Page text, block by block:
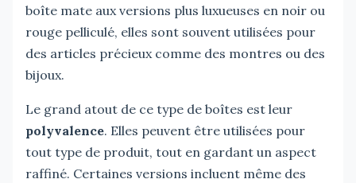
boîte mate aux versions plus luxueuses en noir ou
rouge pelliculé, elles sont souvent utilisées pour
des articles précieux comme des montres ou des
bijoux.
Le grand atout de ce type de boîtes est leur
polyvalence. Elles peuvent être utilisées pour
tout type de produit, tout en gardant un aspect
raffiné. Certaines versions incluent même des